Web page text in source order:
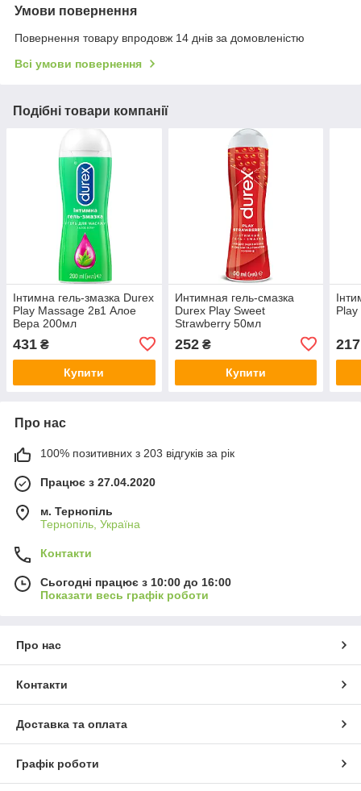
Умови повернення
Повернення товару впродовж 14 днів за домовленістю
Всі умови повернення
Подібні товари компанії
Інтимна гель-змазка Durex
Play Massage 2в1 Алое
Вера 200мл
431 ₴
Купити
Интимная гель-смазка
Durex Play Sweet
Strawberry 50мл
252₴
Купити
217
Про нас
100% позитивних з 203 відгуків за рік
Працює з 27.04.2020
м. Тернопіль
Тернопіль, Україна
Контакти
Сьогодні працює з 10:00 до 16:00
Показати весь графік роботи
Про нас
Контакти
Доставка та оплата
Графік роботи